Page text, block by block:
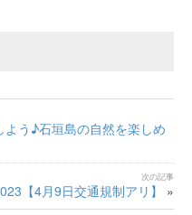
う♪石垣島の自然を楽しめ
【4月9日交通規制アリ】 »